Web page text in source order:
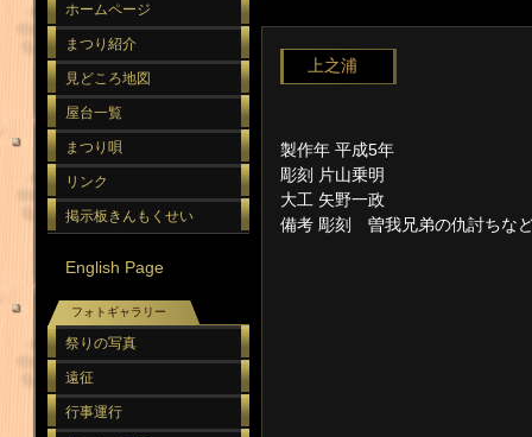
ホームページ
まつり紹介
見どころ地図
屋台一覧
まつり唄
リンク
掲示板きんもくせい
English Page
フォトギャラリー
祭りの写真
遠征
行事運行
上之浦
製作年 平成5年
彫刻 片山乗明
大工 矢野一政
備考 彫刻 曽我兄弟の仇討ちな